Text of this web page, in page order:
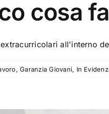
cosa
all'interno
,Garanzia Giovani, In